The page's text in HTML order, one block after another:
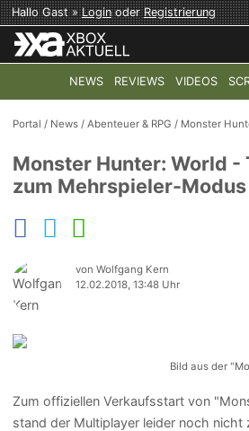
Hallo Gast »LoginoderRegistrierung
NEWS REVIEWS VIDEOS
TOP-THEMEN: COD: MODERN
Portal / News /Abenteuer & RPG / Monster
Monster Hunter: World -
zum Mehrspieler-Modus
von Wolfgang Kern
12.02.2018, 13:48 Uhr
Bild aus der
Zum offiziellen Verkaufsstart von
stand der Multiplayer leider noch nicht